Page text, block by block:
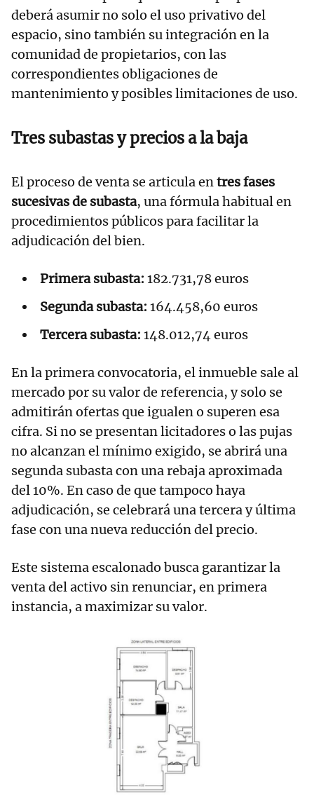
deberá asumir no solo el uso privativo del
espacio, sino también su integración en la
comunidad de propietarios, con las
correspondientes obligaciones de
mantenimiento y posibles limitaciones de uso.
Tres subastas y precios a la baja
El proceso de venta se articula entres fases
sucesivas de subasta, una fórmula habitual en
procedimientos públicos para facilitar la
adjudicación del bien.
Primera subasta: 182.731,78 euros
Segunda subasta: 164.458,60 euros
Tercera subasta: 148.012,74 euros
En la primera convocatoria, el inmueble sale al
mercado por su valor de referencia, y solo se
admitirán ofertas que igualen o superen esa
cifra. Si no se presentan licitadores o las pujas
no alcanzan el mínimo exigido, se abrirá una
segunda subasta con una rebaja aproximada
del 10%. En caso de que tampoco haya
adjudicación, se celebrará una tercera y última
fase con una nueva reducción del precio.
Este sistema escalonado busca garantizar la
venta del activo sin renunciar, en primera
instancia, a maximizar su valor.